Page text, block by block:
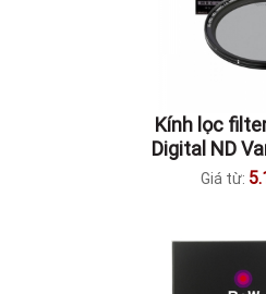
Kính lọc
Digital ND
Giá từ: